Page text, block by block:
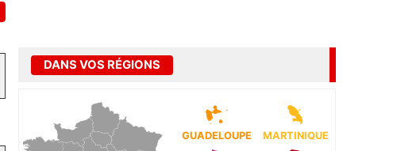
DANS VOS RÉGIONS
GUADELOUPE MARTINIQUE